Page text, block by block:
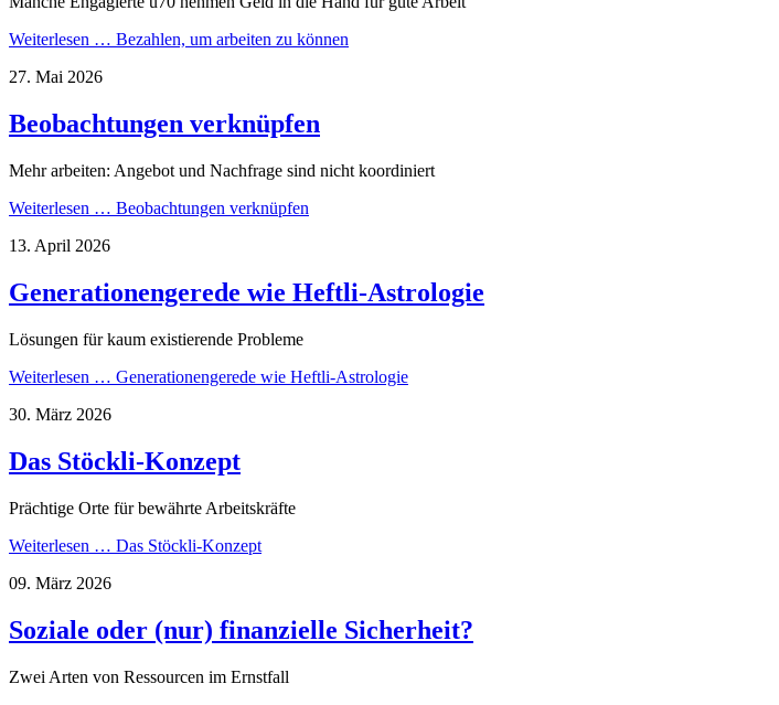
Weiterlesen … Bezahlen, um arbeiten zu können
27. Mai 2026
Beobachtungen verknüpfen
Mehr arbeiten: Angebot und Nachfrage sind nicht koordiniert
Weiterlesen … Beobachtungen verknüpfen
13. April 2026
Generationengerede wie Heftli-Astrologie
Lösungen für kaum existierende Probleme
Weiterlesen … Generationengerede wie Heftli-Astrologie
30. März 2026
Das Stöckli-Konzept
Prächtige Orte für bewährte Arbeitskräfte
Weiterlesen … Das Stöckli-Konzept
09. März 2026
Soziale oder (nur) finanzielle Sicherheit?
Zwei Arten von Ressourcen im Ernstfall